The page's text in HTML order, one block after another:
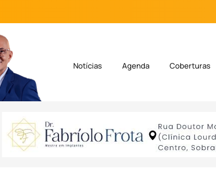
Notícias Agenda Coberturas